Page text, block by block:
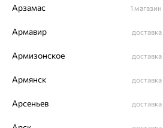
Кольцо,
корунд,
STONES
92 373₽
64%
Арзамас 1 магазин
Армавир доставка
Армизонское доставка
Армянск доставка
Арсеньев доставка